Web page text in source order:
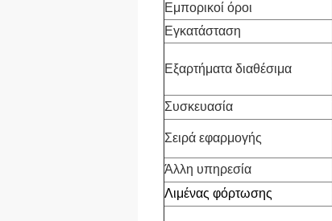
Εμπορικοί όροι
Εγκατάσταση
Εξαρτήματα διαθέσιμα
Συσκευασία
Σειρά εφαρμογής
Άλλη υπηρεσία
Λιμένας φόρτωσης